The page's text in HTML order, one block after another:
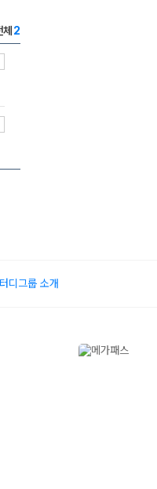
체 2
디그룹 소개